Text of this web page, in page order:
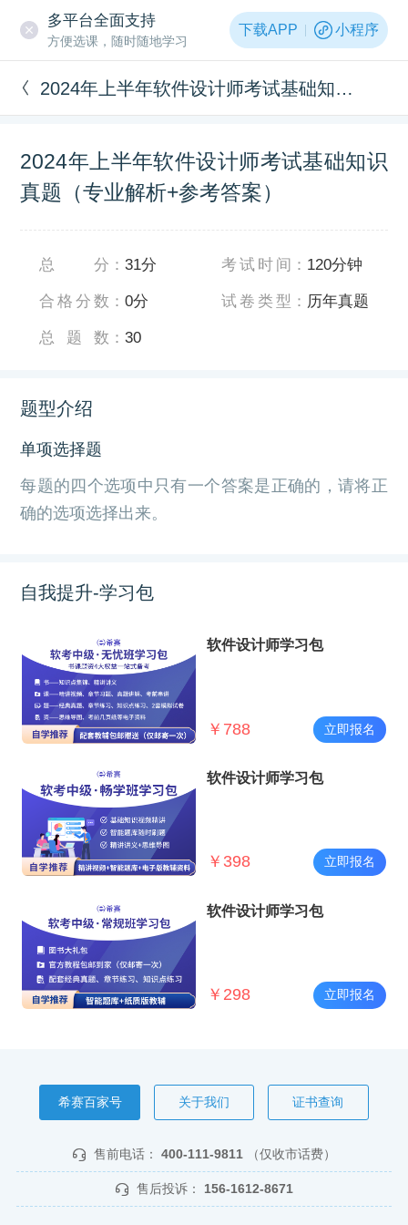
多平台全面支持
方便选课，随时随地学习
下载APP 小程序
2024年上半年软件设计师考试基础知识真题（专业解析+参考答案）
2024年上半年软件设计师考试基础知识
真题（专业解析+参考答案）
总分 ：31分
合格分数 ：0分
总题数 ：30
考试时间 ： 120分钟
试卷类型 ： 历年真题
题型介绍
单项选择题
每题的四个选项中只有一个答案是正确的，请将正
确的选项选择出来。
自我提升-学习包
软件设计师学习包
￥ 788 立即报名
软件设计师学习包
￥ 398 立即报名
软件设计师学习包
￥ 298 立即报名
希赛百家号 关于我们 证书查询
售前电话： 400-111-9811 （仅收市话费）
售后投诉： 156-1612-8671